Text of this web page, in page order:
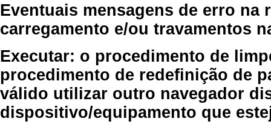
Eventuais mensagens de erro
carregamento e/ou travamentos
Executar: o procedimento de
procedimento de redefinição de
válido utilizar outro navegador
dispositivo/equipamento que